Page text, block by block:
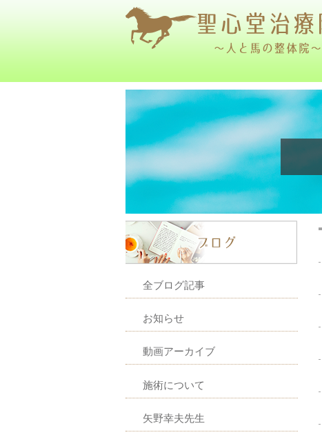
全ブログ記事
お知らせ
動画アーカイブ
施術について
矢野幸夫先生